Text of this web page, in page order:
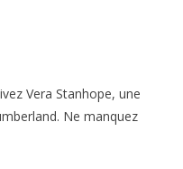
Vera Stanhope, une
Ne manquez